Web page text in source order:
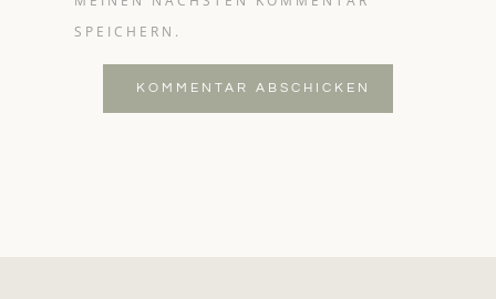
SPEICHERN.
KOMMENTAR ABSCHICKEN